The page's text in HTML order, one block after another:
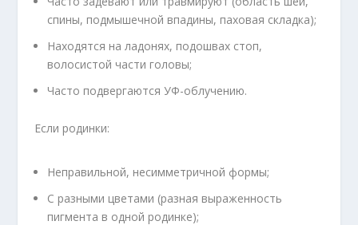
спины, подмышечной впадины, паховая складка);
Находятся на ладонях, подошвах стоп,
волосистой части головы;
Часто подвергаются УФ-облучению.
Если родинки:
Неправильной, несимметричной формы;
С разными цветами (разная выраженность
пигмента в одной родинке);